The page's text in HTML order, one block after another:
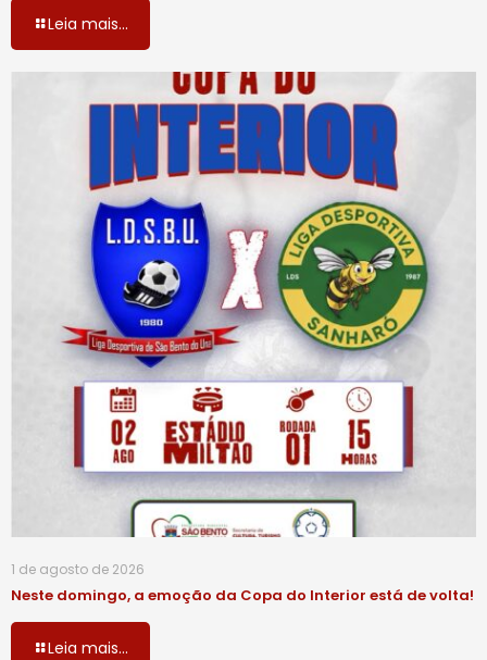
Leia mais...
1 de agosto de 2026
Neste domingo, a emoção da Copa do Interior está de volta!
Leia mais...